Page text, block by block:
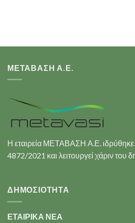
ΜΕΤΑΒΑΣΗ Α.Ε.
Η εταιρεία ΜΕΤΑΒΑΣΗ Α.Ε.
4872/2021 και λειτουργεί χάριν του
ΔΗΜΟΣΙΟΤΗΤΑ
ΕΤΑΙΡΙΚΑ ΝΕΑ